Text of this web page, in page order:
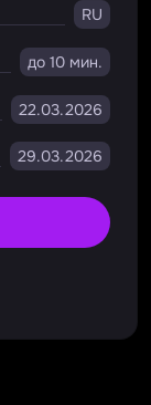
RU
до 10 мин.
22.03.2026
29.03.2026